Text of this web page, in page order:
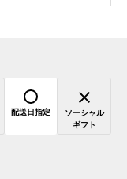
配送日指定
ソーシャル
ギフト